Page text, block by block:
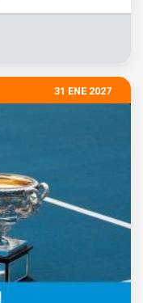
31 ENE 2027